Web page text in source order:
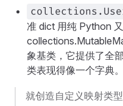
准 dict 用纯 Python
象基类，它提供了全
类表现得像一个字典。
就创造自定义映射类